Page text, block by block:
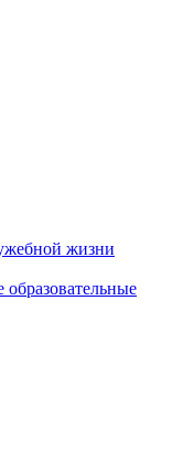
жизни